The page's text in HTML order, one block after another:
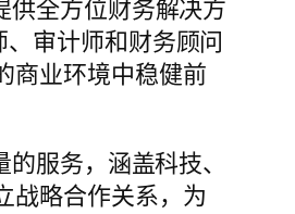
全方位财务解决方
审计师和财务顾问
商业环境中稳健前
服务，涵盖科技、
战略合作关系，为